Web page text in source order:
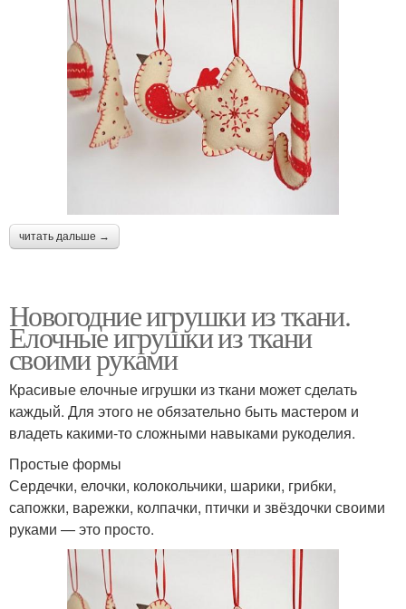
читать дальше →
Новогодние игрушки из ткани.
Елочные игрушки из ткани
своими руками
Красивые елочные игрушки из ткани может сделать
каждый. Для этого не обязательно быть мастером и
владеть какими-то сложными навыками рукоделия.
Простые формы
Сердечки, елочки, колокольчики, шарики, грибки,
сапожки, варежки, колпачки, птички и звёздочки своими
руками — это просто.